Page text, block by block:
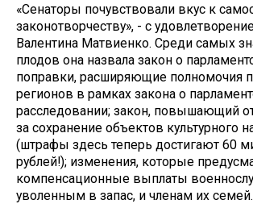
«Сенаторы почувствовали вкус к
законо­творчеству», - с
Валентина Матвиенко. Среди самых
плодов она назвала закон о
поправки, расширяющие полномочия
регионов в рамках закона о
расследовании; закон, повышающий
за сохранение объектов культурного
(штрафы здесь теперь достигают 60
рублей!); изменения, которые
компенсационные выплаты
уволенным в запас, и членам их семей.